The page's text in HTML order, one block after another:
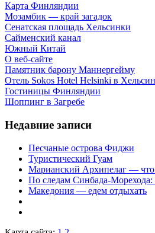
Карта Финляндии
Мозамбик — край загадок
Сенатская площадь Хельсинки
Сайменский канал
Южный Китай
О веб-сайте
Памятник барону Маннергейму
Отель Sokos Hotel Helsinki в
Гостиницы Финляндии
Шоппинг в Загребе
Недавние записи
Песчаные острова Фиджи
Туристический Гуам
Марианский Архипелаг — что
По следам Синбада-
Македония — едем отдыхать